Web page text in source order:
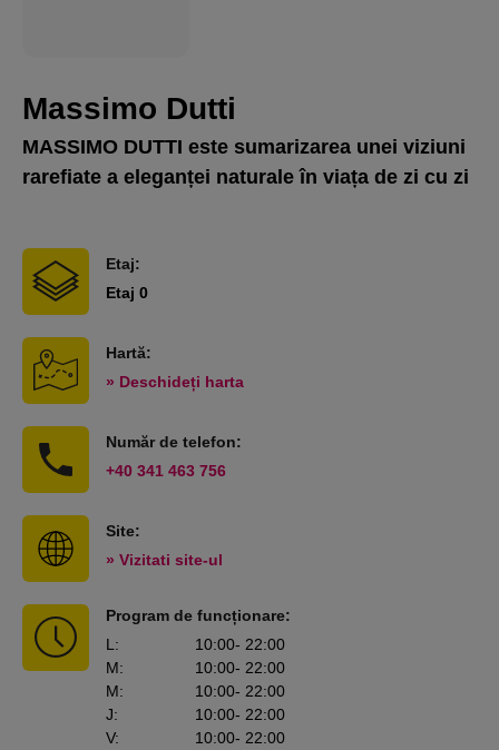
Massimo Dutti
MASSIMO DUTTI este sumarizarea unei viziuni
rarefiate a eleganței naturale în viața de zi cu zi
Etaj:
Etaj 0
Hartă:
» Deschideți harta
Număr de telefon:
‎+40 341 463 756
Site:
» Vizitati site-ul
Program de funcționare:
L : 10:00- 22:00
M: 10:00- 22:00
M: 10:00- 22:00
J: 10:00- 22:00
V: 10:00- 22:00